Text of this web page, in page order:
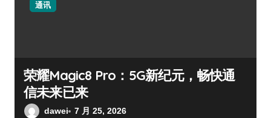
通讯
荣耀Magic8 Pro：5G新纪元，畅快通
信未来已来
dawei 7 月 25, 2026